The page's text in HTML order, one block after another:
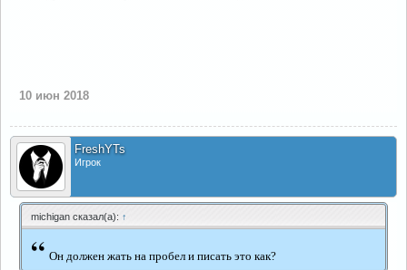
10 июн 2018
FreshYTs
Игрок
michigan сказал(а): ↑
“ Он должен жать на пробел и писать это как?